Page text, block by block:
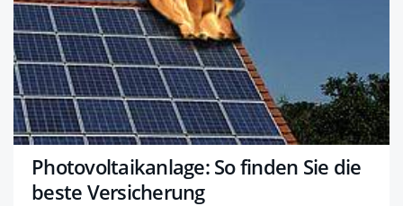
Photovoltaikanlage: So finden Sie die
beste Versicherung